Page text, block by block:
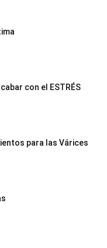
con el ESTRÉS
para las Várices